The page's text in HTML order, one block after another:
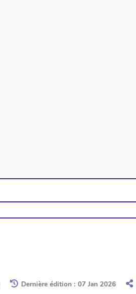
Dernière édition : 07 Jan 2026